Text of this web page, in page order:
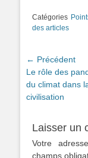
Catégories
des articles
Navigation
de
l’article
← Précédent
Article
précédent :
Le rôle des
du climat dans
civilisation
Laisser un
Votre
champs